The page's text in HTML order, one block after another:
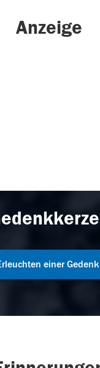
Anzeige
einer